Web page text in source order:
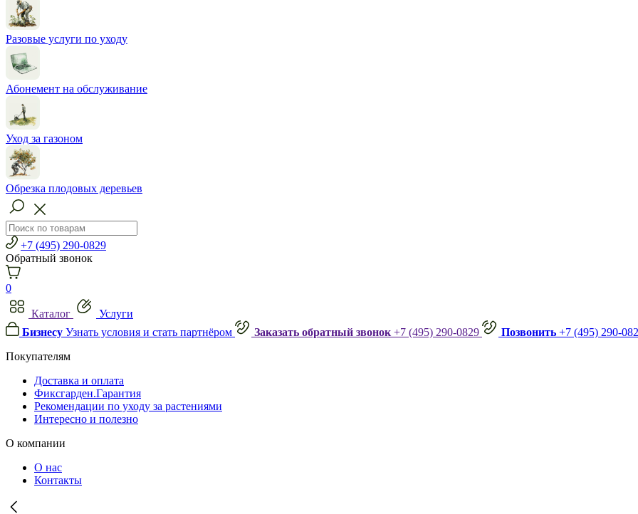
Разовые услуги по уходу
Абонемент на обслуживание
Уход за газоном
Обрезка плодовых деревьев
+7 (495) 290-0829
Обратный звонок
0
Каталог
Услуги
Бизнесу Узнать условия и стать партнёром Заказать обратный звонок +7 (495) 290-0829 Позвонить +7 (495) 290-
Покупателям
Доставка и оплата
Фиксгарден.Гарантия
Рекомендации по уходу за растениями
Интересно и полезно
О компании
О нас
Контакты